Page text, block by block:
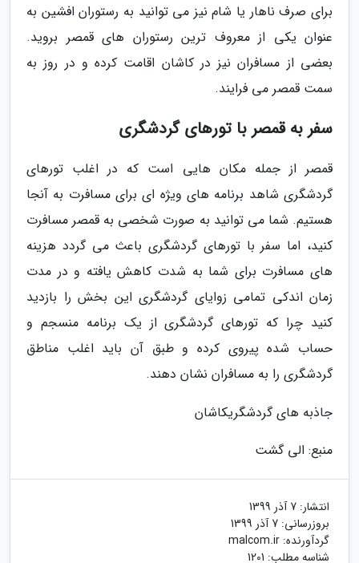
برای صرف ناهار یا شام نیز می توانید به رستوران افشین به
عنوان یکی از معروف ترین رستوران های قمصر بروید.
بعضی از مسافران نیز در کاشان اقامت کرده و در روز به
سمت قمصر می فرایند.
سفر به قمصر با تورهای گردشگری
قمصر از جمله مکان هایی است که در اغلب تورهای
گردشگری شاهد برنامه های ویژه ای برای مسافرت به آنجا
هستیم. شما می توانید به صورت شخصی به قمصر مسافرت
کنید، اما سفر با تورهای گردشگری باعث می گردد هزینه
های مسافرت برای شما به شدت کاهش یافته و در مدت
زمان اندکی تمامی زوایای گردشگری این بخش را بازدید
کنید چرا که تورهای گردشگری از یک برنامه منسجم و
حساب شده پیروی کرده و طبق آن باید اغلب مناطق
گردشگری را به مسافران نشان دهند.
جاذبه های گردشگریکاشان
منبع: الی گشت
انتشار: 7 آذر 1399
بروزرسانی: 7 آذر 1399
گردآورنده: malcom.ir
شناسه مطلب: 1201